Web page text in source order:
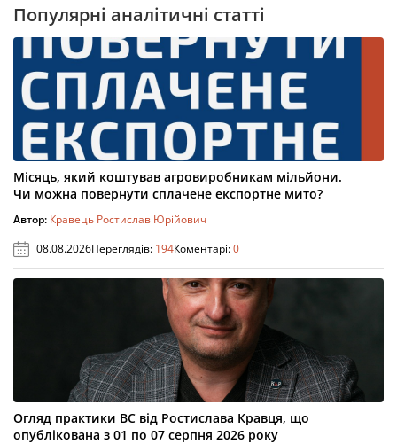
Популярні аналітичні статті
Місяць, який коштував агровиробникам мільйони.
Чи можна повернути сплачене експортне мито?
Автор: Кравець Ростислав Юрійович
08.08.2026Переглядів: 194Коментарі:0
Огляд практики ВС від Ростислава Кравця, що
опублікована з 01 по 07 серпня 2026 року